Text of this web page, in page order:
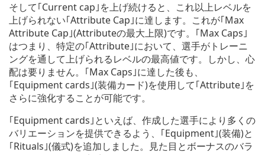
そして｢Current cap｣を上げ続けると、これ以上レベルを
上げられない｢Attribute Cap｣に達します。これが｢Max
Attribute Cap｣(Attributeの最大上限)です。｢Max Caps｣
はつまり、特定の｢Attribute｣において、選手がトレーニ
ングを通して上げられるレベルの最高値です。しかし、心
配は要りません。｢Max Caps｣に達した後も、
｢Equipment cards｣(装備カード)を使用して｢Attribute｣を
さらに強化することが可能です。
｢Equipment cards｣といえば、作成した選手により多くの
バリエーションを提供できるよう、｢Equipment｣(装備)と
｢Rituals｣(儀式)を追加しました。見た目とボーナスのバラ